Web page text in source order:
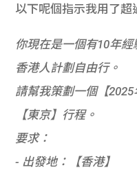
以下呢個指示我用了超
你現在是一個有10年
香港人計劃自由行。
請幫我策劃一個【
【東京】行程。
要求：
- 出發地：【香港】